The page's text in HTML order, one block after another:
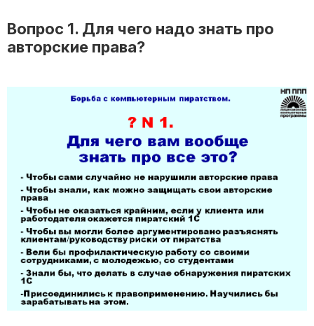
Вопрос 1. Для чего надо знать про
авторские права?